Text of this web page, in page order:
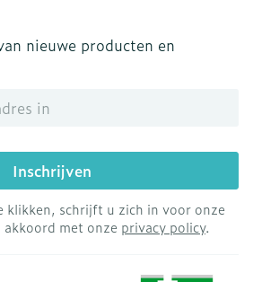
nieuwe producten en
Inschrijven
klikken, schrijft u zich in voor onze
met onze privacy policy.